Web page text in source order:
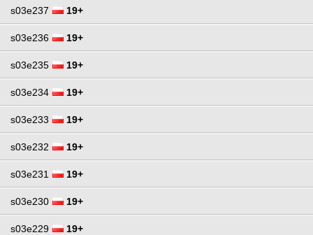
s03e237 19+
s03e236 19+
s03e235 19+
s03e234 19+
s03e233 19+
s03e232 19+
s03e231 19+
s03e230 19+
s03e229 19+